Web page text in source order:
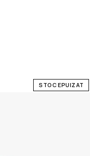
STOC EPUIZAT